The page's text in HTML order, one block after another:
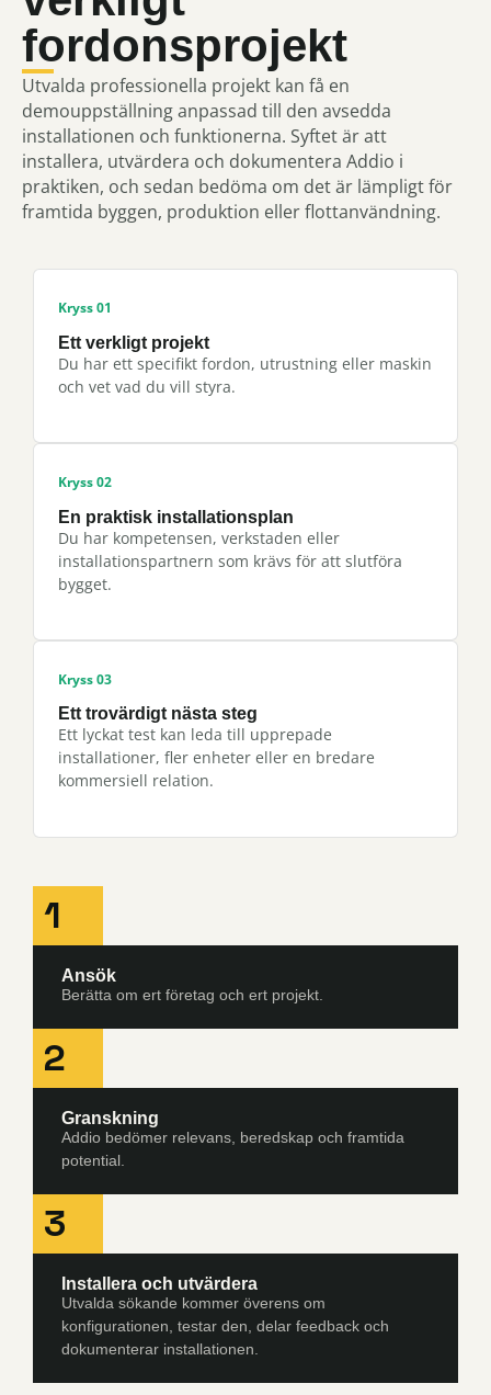
fordonsprojekt
Utvalda professionella projekt kan få en
demouppställning anpassad till den avsedda
installationen och funktionerna. Syftet är att
installera, utvärdera och dokumentera Addio i
praktiken, och sedan bedöma om det är lämpligt för
framtida byggen, produktion eller flottanvändning.
Kryss 01
Ett verkligt projekt
Du har ett specifikt fordon, utrustning eller maskin
och vet vad du vill styra.
Kryss 02
En praktisk installationsplan
Du har kompetensen, verkstaden eller
installationspartnern som krävs för att slutföra
bygget.
Kryss 03
Ett trovärdigt nästa steg
Ett lyckat test kan leda till upprepade
installationer, fler enheter eller en bredare
kommersiell relation.
1
Ansök
Berätta om ert företag och ert projekt.
2
Granskning
Addio bedömer relevans, beredskap och framtida
potential.
3
Installera och utvärdera
Utvalda sökande kommer överens om
konfigurationen, testar den, delar feedback och
dokumenterar installationen.